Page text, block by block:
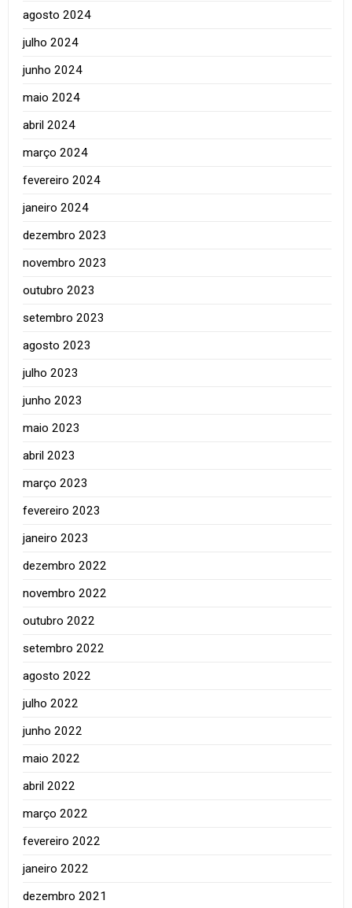
agosto 2024
julho 2024
junho 2024
maio 2024
abril 2024
março 2024
fevereiro 2024
janeiro 2024
dezembro 2023
novembro 2023
outubro 2023
setembro 2023
agosto 2023
julho 2023
junho 2023
maio 2023
abril 2023
março 2023
fevereiro 2023
janeiro 2023
dezembro 2022
novembro 2022
outubro 2022
setembro 2022
agosto 2022
julho 2022
junho 2022
maio 2022
abril 2022
março 2022
fevereiro 2022
janeiro 2022
dezembro 2021